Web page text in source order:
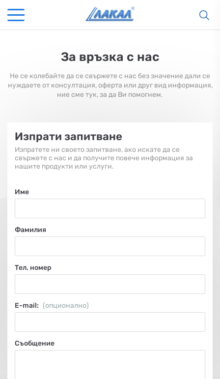
НА
ДЪРВА
НА
КОТЛИ
НА
За връзка с нас
Не се колебайте да се свържете с нас без значение дали се
нуждаете от консултация, оферта или друг вид информация,
ние сме тук, за да Ви помогнем.
Изпрати запитване
Изпратете ни своето запитване, ако искате да се
свържете с нас и да получите повече информация за
нашите продукти или услуги.
Име
Фамилия
Тел. номер
Е-mail: (опционално)
Съобщение